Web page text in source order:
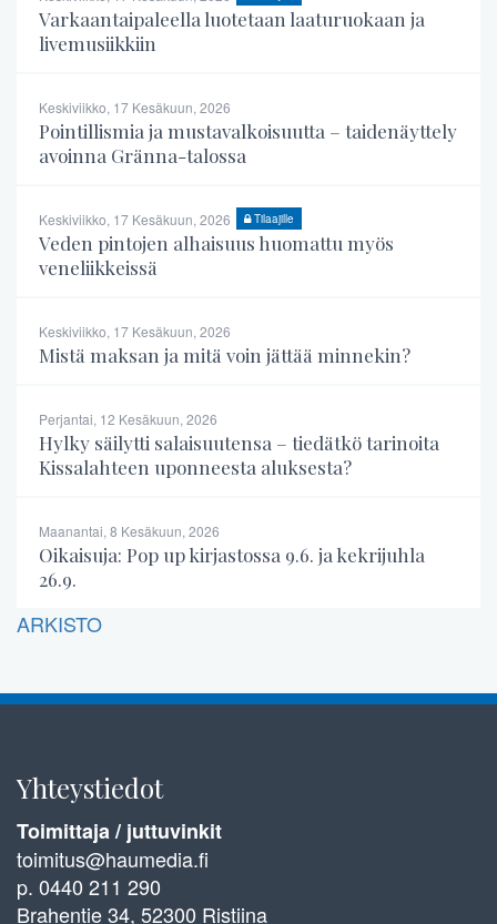
Varkaantaipaleella luotetaan laaturuokaan ja
livemusiikkiin
Keskiviikko, 17 Kesäkuun, 2026
Pointillismia ja mustavalkoisuutta – taidenäyttely
avoinna Gränna-talossa
Keskiviikko, 17 Kesäkuun, 2026 Tilaajille
Veden pintojen alhaisuus huomattu myös
veneliikkeissä
Keskiviikko, 17 Kesäkuun, 2026
Mistä maksan ja mitä voin jättää minnekin?
Perjantai, 12 Kesäkuun, 2026
Hylky säilytti salaisuutensa – tiedätkö tarinoita
Kissalahteen uponneesta aluksesta?
Maanantai, 8 Kesäkuun, 2026
Oikaisuja: Pop up kirjastossa 9.6. ja kekrijuhla
26.9.
ARKISTO
Yhteystiedot
Toimittaja / juttuvinkit
toimitus@haumedia.fi
p. 0440 211 290
Brahentie 34, 52300 Ristiina